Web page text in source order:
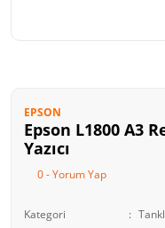
EPSON
Epson L1800 A3
Yazıcı
0 - Yorum Yap
Kategori